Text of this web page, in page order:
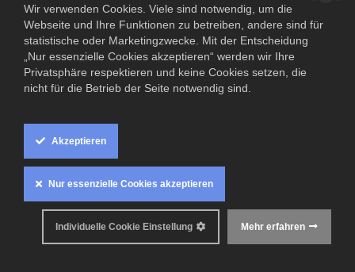
Präambel
Die nachfolgend genannten Informationen geben Ihnen einen
Überblick über die Verarbeitung Ihrer personenbezogenen Daten
Person,
Allgemeinen Kontaktaufnahme,
III. Verarbeitung personenbezogener Daten im Rahmen von
Bestellungen, Buchungen sowie der Benutzung von Cook in
Wir verwenden Cookies. Viele sind notwendig, um die
Webseite und Ihre Funktionen zu betreiben, andere sind für
statistische oder Marketingzwecke. Mit der Entscheidung
„Nur essenzielle Cookies akzeptieren“ werden wir Ihre
Privatsphäre respektieren und keine Cookies setzen, die
nicht für die Betrieb der Seite notwendig sind.
Akzeptieren
Nur essenzielle Cookies akzeptieren
Mehr erfahren
Individuelle Cookie Einstellung